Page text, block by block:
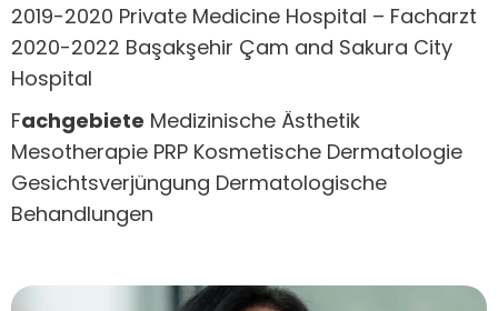
2019-2020 Private Medicine Hospital – Facharzt
2020-2022 Başakşehir Çam and Sakura City
Hospital
Fachgebiete Medizinische Ästhetik
Mesotherapie PRP Kosmetische Dermatologie
Gesichtsverjüngung Dermatologische
Behandlungen